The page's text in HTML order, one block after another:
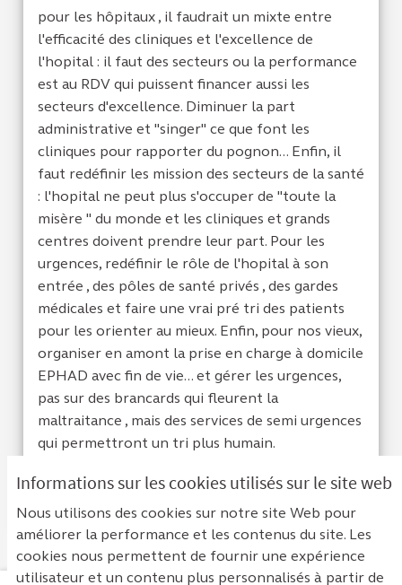
Informations sur les cookies utilisés sur le site web
Nous utilisons des cookies sur notre site Web pour
améliorer la performance et les contenus du site. Les
cookies nous permettent de fournir une expérience
utilisateur et un contenu plus personnalisés à partir de
pour les hôpitaux , il faudrait un mixte entre
l'efficacité des cliniques et l'excellence de
l'hopital : il faut des secteurs ou la performance
est au RDV qui puissent financer aussi les
secteurs d'excellence. Diminuer la part
administrative et "singer" ce que font les
cliniques pour rapporter du pognon... Enfin, il
faut redéfinir les mission des secteurs de la santé
: l'hopital ne peut plus s'occuper de "toute la
misère " du monde et les cliniques et grands
centres doivent prendre leur part. Pour les
urgences, redéfinir le rôle de l'hopital à son
entrée , des pôles de santé privés , des gardes
médicales et faire une vrai pré tri des patients
pour les orienter au mieux. Enfin, pour nos vieux,
organiser en amont la prise en charge à domicile
EPHAD avec fin de vie... et gérer les urgences,
pas sur des brancards qui fleurent la
maltraitance , mais des services de semi urgences
qui permettront un tri plus humain.